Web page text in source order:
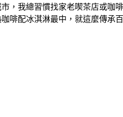
，我總習慣找家老喫茶店或
啡配冰淇淋最中，就這麼傳承